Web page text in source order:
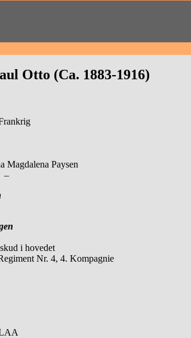
Otto (Ca. 1883-1916)
Magdalena Paysen
–
i hovedet
Nr. 4, 4. Kompagnie